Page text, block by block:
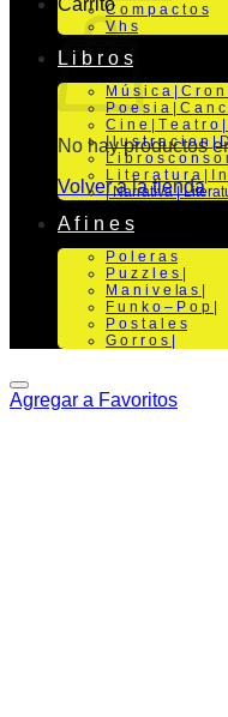
No hay productos
Volver a la tienda
C o m p a c t o s
V h s
L i b r o s
M ú s i c a | C r o n
P o e s i a | C a n c
C i n e | T e a t r o
I l u s t r a c i o n |
L i b r o s c o n s o
L i t e r a t u r a | I
| Narrativa |
A f i n e s
P o l e r a s
P u z z l e s |
M a n i v e la s |
F u n k o – P o p |
P o s t a l e s
G o r r o s |
Agregar a Favoritos